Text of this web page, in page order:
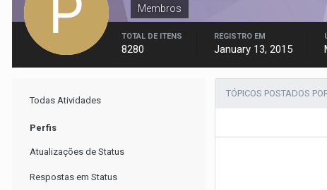
Membros
TOTAL DE ITENS
8280
REGISTRO EM
January 13, 2015
Todas Atividades
Perfis
Atualizações de Status
Respostas em Status
TÓPICOS POSTADOS